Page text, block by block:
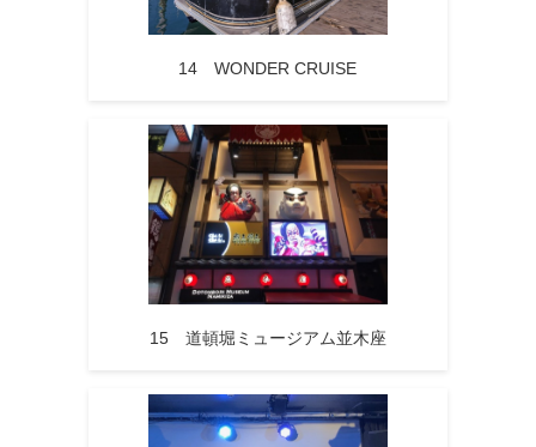
14 WONDER CRUISE
15 道頓堀ミュージアム並木座